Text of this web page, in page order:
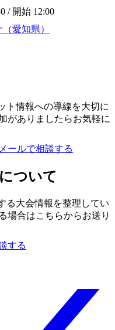
/ 開始 12:00
愛知県）
ト情報への導線を大切に
がありましたらお気軽に
メールで相談する
ついて
る大会情報を整理してい
場合はこちらからお送り
する